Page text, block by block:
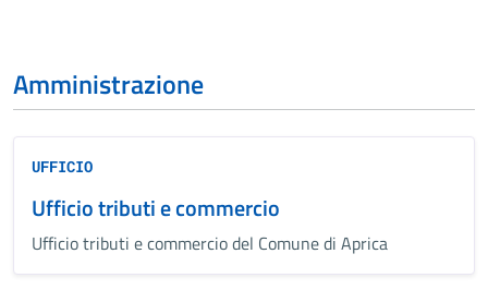
Amministrazione
UFFICIO
Ufficio tributi e commercio
Ufficio tributi e commercio del Comune di Aprica